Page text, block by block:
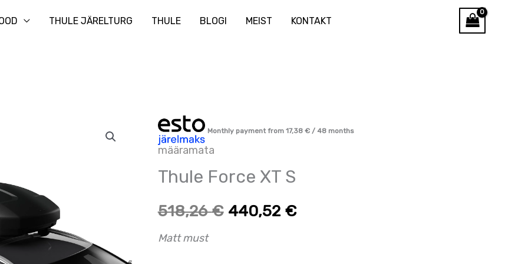
THULE JÄRELTURG THULE BLOGI MEIST KONTAKT
Monthly payment from 17,38 €/ 48 months
määramata
Thule Force XT S
Algne
hind
oli:
518,26 €.
518,26€
Praegune
on:
518,26 €.
440,52 €
Matt must
Thule
Force
S
kogus